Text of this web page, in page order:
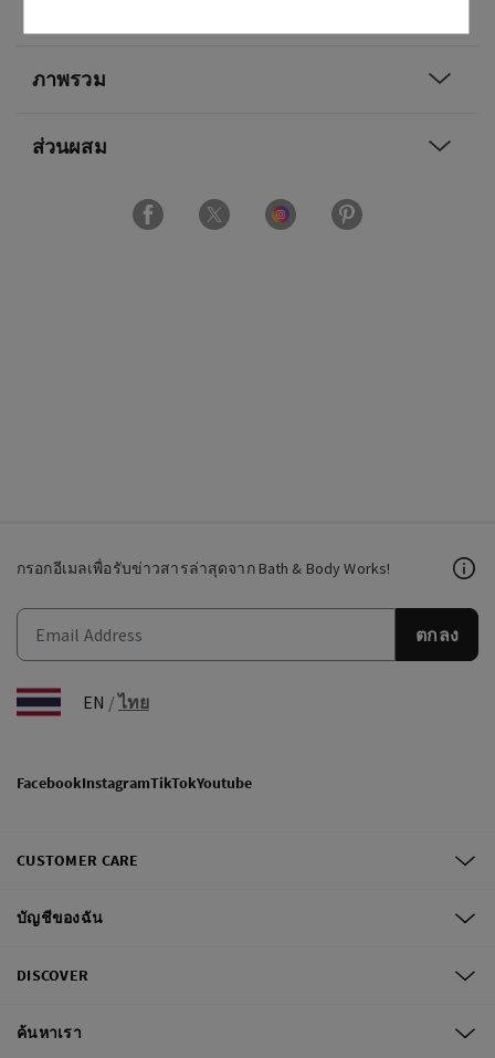
ภาพรวม
ส่วนผสม
กรอกอีเมลเพื่อรับข่าวสารล่าสุดจาก Bath & Body Works!
ตกลง
EN /ไทย
FacebookInstagramTikTokYoutube
CUSTOMER CARE
บัญชีของฉัน
DISCOVER
ค้นหาเรา